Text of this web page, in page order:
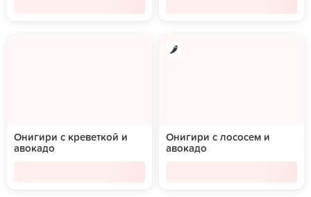
Онигири с креветкой и
авокадо
Онигири с лососем и
авокадо